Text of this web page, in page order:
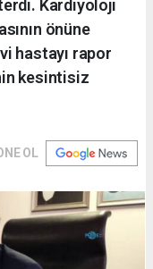
Kardiyoloji
önüne
hastayı rapor
kesintisiz
OL